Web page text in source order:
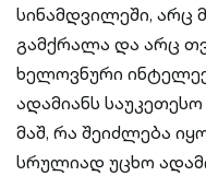
სინამდვილეში, არც
გამქრალა და არც
ხელოვნური
ადამიანს
მაშ, რა შეიძლება
სრულიად უცხო